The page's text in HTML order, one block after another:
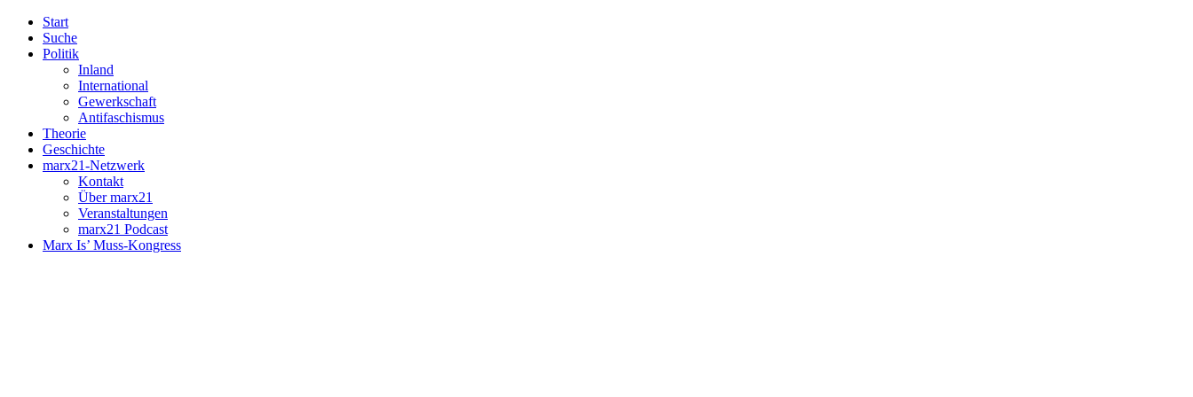
Start
Suche
Politik
Inland
International
Gewerkschaft
Antifaschismus
Theorie
Geschichte
marx21-Netzwerk
Kontakt
Über marx21
Veranstaltungen
marx21 Podcast
Marx Is’ Muss-Kongress